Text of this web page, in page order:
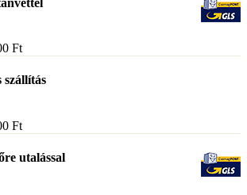
Ft
szállítás
Ft
utalással